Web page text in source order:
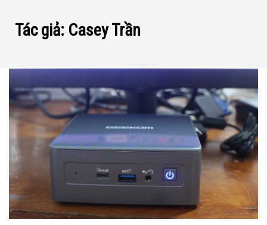
Tác giả: Casey Trần